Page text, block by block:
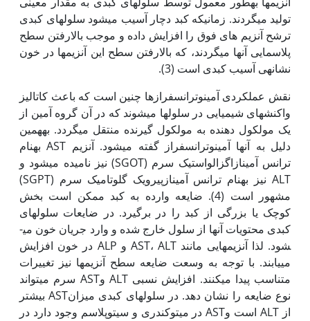
تولید می‏گردند. زمانی‏که کبد دچار آسیب می‏شود سلول‏های کبدی
ترشح آنزیم های فوق را افزایش داده و موجب بالارفتن سطح
پلاسمایی آن‏ها می‏گردند، که بالارفتن سطح این آنزیم­ها در خون
نشانه‏ی آسیب کبدی است (3).
نقش عمل‏کردی آمینوترانسفرازها چنین است که باعث کاتالیز
واکنش­های شیمیایی در سلول‏ها می­شوند که در آن گروه آمین از
یک مولکول دهنده به مولکول گیرنده منتقل می­گردد. به‏همین
دلیل به آن‏ها آمینوترانسفراز گفته می­شود. آنزیم AST به‏نام
ترانس آمینازاگزالواستیک سرم (SGOT) نیز نامیده می‏شود و
ALT نیز به‏نام ترانس آمینازپیرویک گلوتامیک سرم (SGPT)
مشهور است (4). ضایعه وارده به کبد ممکن است بخش
کوچک یا بزرگی از کبد را در برگیرد. در ضایعات سلول‏های
کبدی محتویات آن‏ها از سلول خارج شده و وارد جریان خون می­
شود. لذا آنزیم­هایی مانند AST، ALT و ALP در خون افزایش
می­یابند. با توجه به وسعت ضایعه سطح آنزیم­ها نیز تغییرات
متناسب پیدا می­کنند. افزایش نسبی ALT وAST سرم می­تواند
نوع ضایعه را نشان دهد. در سلول‏های کبدی میزانAST بیشتر
از ALT است وAST در میتوکندری و سیتوپلاسم وجود دارد در